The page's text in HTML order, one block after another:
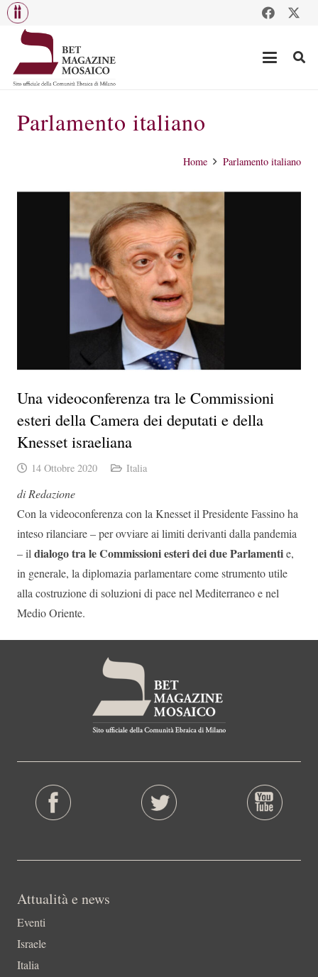
Parlamento italiano
Home Parlamento italiano
Una videoconferenza tra le Commissioni
esteri della Camera dei deputati e della
Knesset israeliana
14 Ottobre 2020 Italia
di Redazione
Con la videoconferenza con la Knesset il Presidente Fassino ha
inteso rilanciare – per ovviare ai limiti derivanti dalla pandemia
– il dialogo tra le Commissioni esteri dei due Parlamentie,
in generale, la diplomazia parlamentare come strumento utile
alla costruzione di soluzioni di pace nel Mediterraneo e nel
Medio Oriente.
Attualità e news
Eventi
Israele
Italia